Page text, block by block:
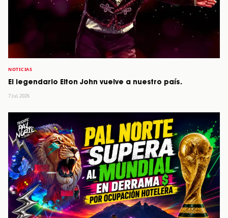
NOTICIAS
El legendario Elton John vuelve a nuestro país.
7 Jul, 2026